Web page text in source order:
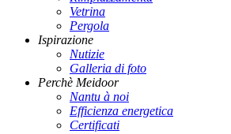
Vetrina
Pergola
Ispirazione
Nutizie
Galleria di foto
Perchè Meidoor
Nantu à noi
Efficienza energetica
Certificati